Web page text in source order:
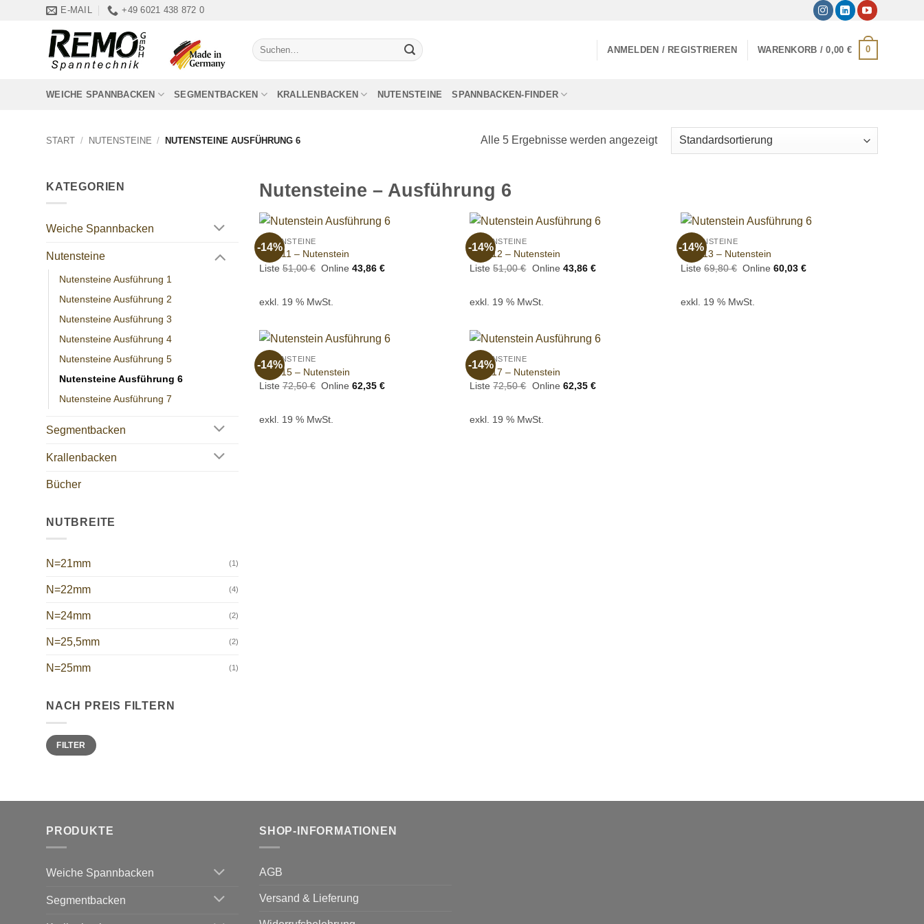
E-MAIL +49 6021 438 872 0
Suchen
nach:
ANMELDEN / REGISTRIEREN WARENKORB /0,00 € 0
WEICHE SPANNBACKEN SEGMENTBACKEN KRALLENBACKEN NUTENSTEINE SPANNBACKEN-FINDER
START / NUTENSTEINE / NUTENSTEINE AUSFÜHRUNG 6 Alle 5 Ergebnisse werden angezeigt
KATEGORIEN
Weiche Spannbacken
Nutensteine
Nutensteine Ausführung 1
Nutensteine Ausführung 2
Nutensteine Ausführung 3
Nutensteine Ausführung 4
Nutensteine Ausführung 5
Nutensteine Ausführung 6
Nutensteine Ausführung 7
Segmentbacken
Krallenbacken
Bücher
NUTBREITE
N=21mm (1)
N=22mm (4)
N=24mm (2)
N=25,5mm (2)
N=25mm (1)
NACH PREIS FILTERN
Min.
Preis
Max.
PreisFILTER
Nutensteine – Ausführung 6
-14%
+
NUTENSTEINE
190011 – Nutenstein
Liste 51,00€ Ursprünglicher
51,00 €
Online 43,86€Aktueller
exkl. 19 % MwSt.
-14%
+
NUTENSTEINE
190012 – Nutenstein
Liste 51,00€ Ursprünglicher
51,00 €
Online 43,86 €Aktueller
exkl. 19 % MwSt.
-14%
+
NUTENSTEINE
190013 – Nutenstein
Liste 69,80€ Ursprünglicher
69,80 €
Online 60,03€Aktueller
exkl. 19 % MwSt.
-14%
+
NUTENSTEINE
190015 – Nutenstein
Liste 72,50€ Ursprünglicher
72,50 €
Online 62,35€Aktueller
exkl. 19 % MwSt.
-14%
+
NUTENSTEINE
190017 – Nutenstein
Liste 72,50€ Ursprünglicher
72,50 €
Online 62,35 €Aktueller
exkl. 19 % MwSt.
PRODUKTE
Weiche Spannbacken
Segmentbacken
SHOP-INFORMATIONEN
AGB
Versand & Lieferung